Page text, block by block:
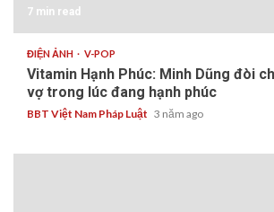
7 min read
ĐIỆN ẢNH V-POP
Vitamin Hạnh Phúc: Minh Dũng đòi
vợ trong lúc đang hạnh phúc
BBT Việt Nam Pháp Luật 3 năm ago